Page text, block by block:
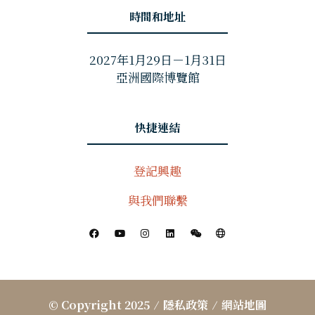
時間和地址
2027年1月29日－1月31日
亞洲國際博覽館
快捷連結
登記興趣
與我們聯繫
© Copyright 2025 隱私政策 網站地圖